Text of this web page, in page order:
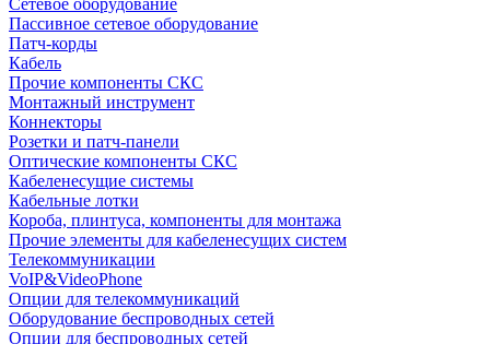
Сетевое оборудование
Пассивное сетевое оборудование
Патч-корды
Кабель
Прочие компоненты СКС
Монтажный инструмент
Коннекторы
Розетки и патч-панели
Оптические компоненты СКС
Кабеленесущие системы
Кабельные лотки
Короба, плинтуса, компоненты для монтажа
Прочие элементы для кабеленесущих систем
Телекоммуникации
VoIP&VideoPhone
Опции для телекоммуникаций
Оборудование беспроводных сетей
Опции для беспроводных сетей